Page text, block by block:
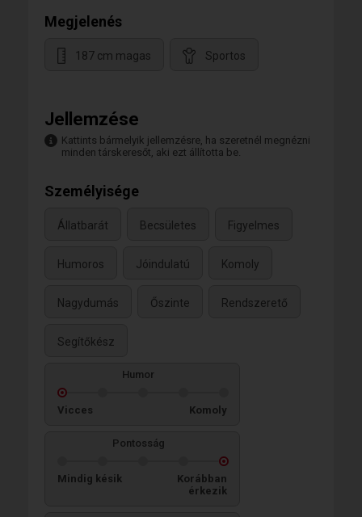
Megjelenés
187 cm magas Sportos
Jellemzése
Kattints bármelyik jellemzésre, ha szeretnél megnézni
minden társkeresőt, aki ezt állította be.
Személyisége
Állatbarát Becsületes Figyelmes
Humoros Jóindulatú Komoly
Nagydumás Őszinte Rendszerető
Segítőkész
Humor
Vicces Komoly
Pontosság
Mindig késik
Korábban
érkezik